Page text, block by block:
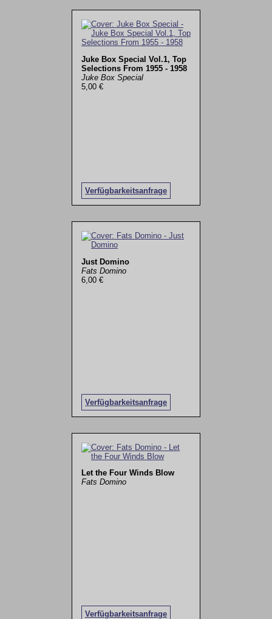
Juke Box Special Vol.1, Top
Selections From 1955 - 1958
Juke Box Special
5,00 €
Verfügbarkeitsanfrage
Just Domino
Fats Domino
6,00 €
Verfügbarkeitsanfrage
Let the Four Winds Blow
Fats Domino
Verfügbarkeitsanfrage